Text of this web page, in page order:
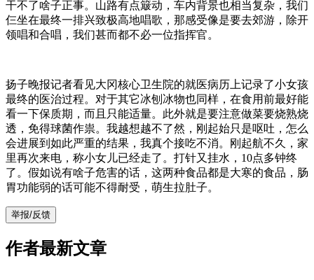
干不了啥子正事。山路有点簸动，车内背景也相当复杂，我们
仨坐在最终一排兴致极高地唱歌，那感受像是要去郊游，除开
领唱和合唱，我们甚而都不必一位指挥官。
扬子晚报记者看见大冈核心卫生院的就医病历上记录了小女孩
最终的医治过程。对于其它冰刨冰物也同样，在食用前最好能
看一下保质期，而且只能适量。此外就是要注意做菜要烧熟烧
透，免得球菌作祟。我越想越不了然，刚起始只是呕吐，怎么
会进展到如此严重的结果，我真个接吃不消。刚起航不久，家
里再次来电，称小女儿已经走了。打针又挂水，10点多钟终
了。假如说有啥子危害的话，这两种食品都是大寒的食品，肠
胃功能弱的话可能不得耐受，萌生拉肚子。
举报/反馈
作者最新文章